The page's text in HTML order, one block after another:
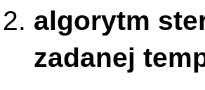
algorytm
zadanej